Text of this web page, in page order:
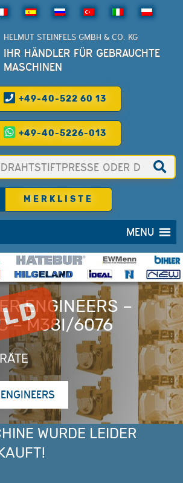
HELMUT STEINFELS GMBH & CO. KG
IHR HÄNDLER FÜR GEBRAUCHTE
MASCHINEN
+49-40-522 60 13
+49-40-5226-013
MERKLISTE
MENU
ENGINEERS –
– M38I/6076
WURDE LEIDER